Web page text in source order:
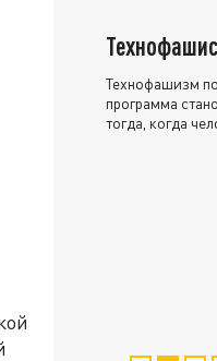
Технофашизм
программа
тогда, когда